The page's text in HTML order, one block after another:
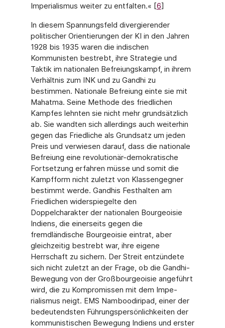
Imperialismus weiter zu entfalten.« [6]
In diesem Spannungsfeld divergierender
politischer Orientierungen der KI in den Jahren
1928 bis 1935 waren die indischen
Kommunisten bestrebt, ihre Strategie und
Taktik im nationalen Befreiungskampf, in ihrem
Verhältnis zum INK und zu Gandhi zu
bestimmen. Nationale Befreiung einte sie mit
Mahatma. Seine Methode des friedlichen
Kampfes lehn­ten sie nicht mehr grundsätzlich
ab. Sie wandten sich allerdings auch weiterhin
gegen das Friedliche als Grundsatz um jeden
Preis und verwiesen darauf, dass die nationale
Befrei­ung eine revolutionär-demokratische
Fortsetzung erfahren müsse und somit die
Kampf­form nicht zuletzt von Klassengegner
bestimmt werde. Gandhis Festhalten am
Friedlichen widerspiegelte den
Doppelcharakter der nationalen Bourgeoisie
Indiens, die einerseits gegen die
fremdländische Bourgeoisie eintrat, aber
gleichzeitig bestrebt war, ihre eigene
Herrschaft zu sichern. Der Streit entzündete
sich nicht zuletzt an der Frage, ob die Gandhi-
Bewegung von der Großbourgeoisie angeführt
wird, die zu Kompromissen mit dem Impe­
rialismus neigt. EMS Namboodiripad, einer der
bedeutendsten Führungspersönlichkeiten der
kommunistischen Bewegung Indiens und erster